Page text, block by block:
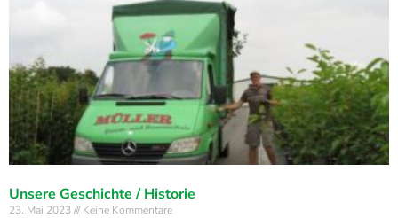
Unsere Geschichte / Historie
23. Mai 2023 Keine Kommentare